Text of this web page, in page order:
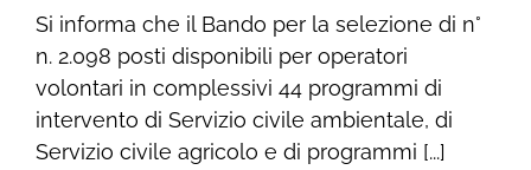
Si informa che il Bando per la selezione di n°
n. 2.098 posti disponibili per operatori
volontari in complessivi 44 programmi di
intervento di Servizio civile ambientale, di
Servizio civile agricolo e di programmi [...]